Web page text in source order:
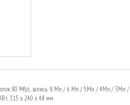
80 Мб/с, запись: 8 Мп / 6 Мп / 5Mп / 4Мп /
315 x 240 x 48 мм